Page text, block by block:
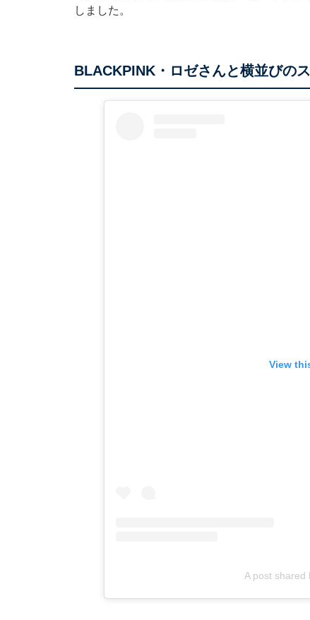
しました。
BLACKPINK・ロゼさんと横並びの
View
A post shared